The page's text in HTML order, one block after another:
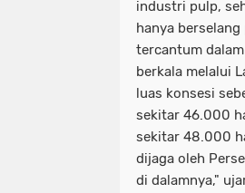
industri pulp,
hanya
tercantum
berkala melalui
luas konsesi
sekitar 46.000
sekitar 48.000
dijaga oleh
di dalamnya,"